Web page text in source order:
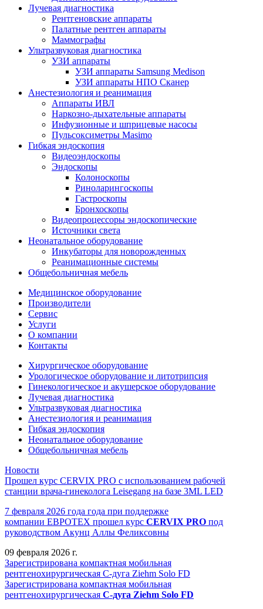
Лучевая диагностика
Рентгеновские аппараты
Палатные рентген аппараты
Маммографы
Ультразвуковая диагностика
УЗИ аппараты
УЗИ аппараты Samsung Medison
УЗИ аппараты НПО Сканер
Анестезиология и реанимация
Аппараты ИВЛ
Наркозно-дыхательные аппараты
Инфузионные и шприцевые насосы
Пульсоксиметры Masimo
Гибкая эндоскопия
Видеоэндоскопы
Эндоскопы
Колоноскопы
Риноларингоскопы
Гастроскопы
Бронхоскопы
Видеопроцессоры эндоскопические
Источники света
Неонатальное оборудование
Инкубаторы для новорожденных
Реанимационные системы
Общебольничная мебель
Медицинское оборудование
Производители
Сервис
Услуги
О компании
Контакты
Хирургическое оборудование
Урологическое оборудование и литотрипсия
Гинекологическое и акушерское оборудование
Лучевая диагностика
Ультразвуковая диагностика
Анестезиология и реанимация
Гибкая эндоскопия
Неонатальное оборудование
Общебольничная мебель
Новости
Прошел курс CERVIX PRO с использованием рабочей
станции врача-гинеколога Leisegang на базе 3ML LED
7 февраля 2026 года года при поддержке
компании ЕВРОТЕХ прошел курс CERVIX PRO под
руководством Акунц Аллы Феликсовны
09 февраля 2026 г.
Зарегистрирована компактная мобильная
рентгенохирургическая С-дуга Ziehm Solo FD
Зарегистрирована компактная мобильная
рентгенохирургическая С-дуга Ziehm Solo FD